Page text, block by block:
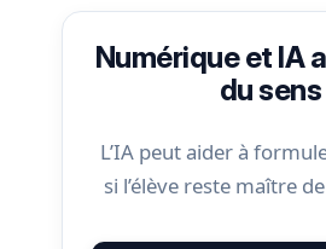
Numérique et IA
du sens
L’IA peut aider à
si l’élève reste maître